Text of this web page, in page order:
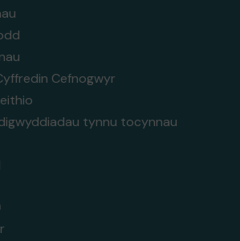
Cefnogwyr
tynnu tocynnau